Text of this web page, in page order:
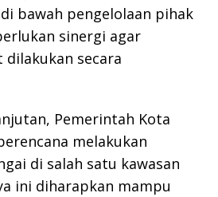
bawah pengelolaan pihak
sinergi agar
dilakukan secara
Pemerintah Kota
melakukan
di salah satu kawasan
ini diharapkan mampu